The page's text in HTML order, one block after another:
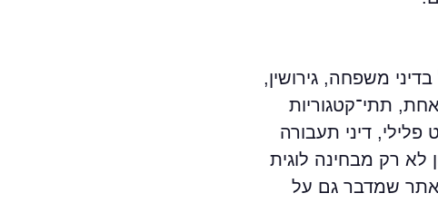
משפחה, גירושין,
תתי־קטגוריות
דיני תעבורה
רק מבחינה לוגית
שמדבר גם על